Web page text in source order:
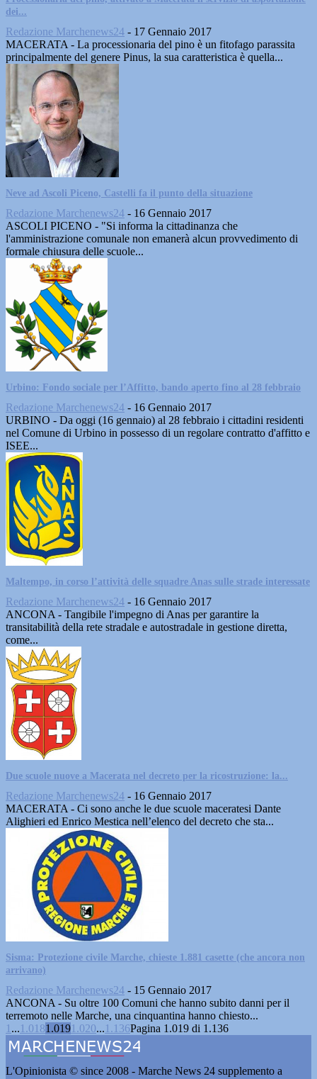
dei...
Redazione Marchenews24 - 17 Gennaio 2017
MACERATA - La processionaria del pino è un fitofago parassita
principalmente del genere Pinus, la sua caratteristica è quella...
Neve ad Ascoli Piceno, Castelli fa il punto della situazione
Redazione Marchenews24 - 16 Gennaio 2017
ASCOLI PICENO - "Si informa la cittadinanza che
l'amministrazione comunale non emanerà alcun provvedimento di
formale chiusura delle scuole...
Urbino: Fondo sociale per l’Affitto, bando aperto fino al 28 febbraio
Redazione Marchenews24 - 16 Gennaio 2017
URBINO - Da oggi (16 gennaio) al 28 febbraio i cittadini residenti
nel Comune di Urbino in possesso di un regolare contratto d'affitto e
ISEE...
Maltempo, in corso l’attività delle squadre Anas sulle strade interessate
Redazione Marchenews24 - 16 Gennaio 2017
ANCONA - Tangibile l'impegno di Anas per garantire la
transitabilità della rete stradale e autostradale in gestione diretta,
come...
Due scuole nuove a Macerata nel decreto per la ricostruzione: la...
Redazione Marchenews24 - 16 Gennaio 2017
MACERATA - Ci sono anche le due scuole maceratesi Dante
Alighieri ed Enrico Mestica nell’elenco del decreto che sta...
Sisma: Protezione civile Marche, chieste 1.881 casette (che ancora non
arrivano)
Redazione Marchenews24 - 15 Gennaio 2017
ANCONA - Su oltre 100 Comuni che hanno subito danni per il
terremoto nelle Marche, una cinquantina hanno chiesto...
1 ... 1.0181.0191.020... 1.136Pagina 1.019 di 1.136
L'Opinionista © since 2008 - Marche News 24 supplemento a